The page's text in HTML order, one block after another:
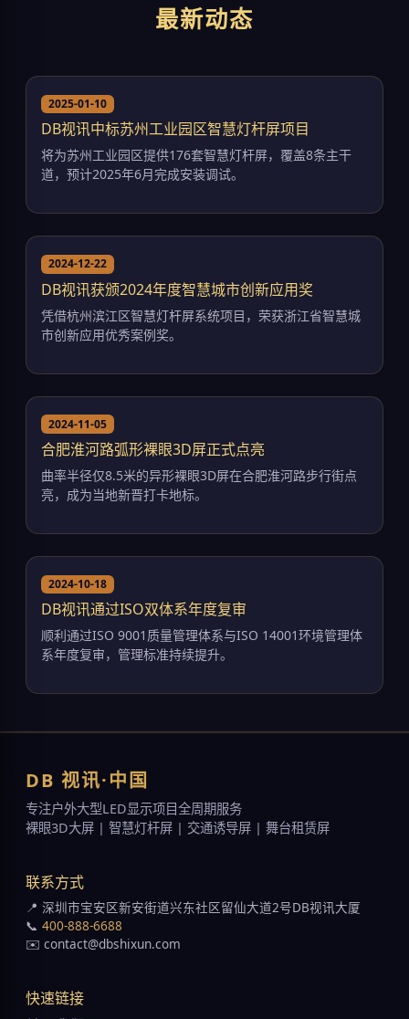
最新动态
2025-01-10
DB视讯中标苏州工业园区智慧灯杆屏项目
将为苏州工业园区提供176套智慧灯杆屏，覆盖8条主干
道，预计2025年6月完成安装调试。
2024-12-22
DB视讯获颁2024年度智慧城市创新应用奖
凭借杭州滨江区智慧灯杆屏系统项目，荣获浙江省智慧城
市创新应用优秀案例奖。
2024-11-05
合肥淮河路弧形裸眼3D屏正式点亮
曲率半径仅8.5米的异形裸眼3D屏在合肥淮河路步行街点
亮，成为当地新晋打卡地标。
2024-10-18
DB视讯通过ISO双体系年度复审
顺利通过ISO 9001质量管理体系与ISO 14001环境管理体
系年度复审，管理标准持续提升。
DB 视讯·中国
专注户外大型LED显示项目全周期服务
裸眼3D大屏 | 智慧灯杆屏 | 交通诱导屏 | 舞台租赁屏
联系方式
📍 深圳市宝安区新安街道兴东社区留仙大道2号DB视讯大厦
📞 400-888-6688
✉️ contact@dbshixun.com
快速链接